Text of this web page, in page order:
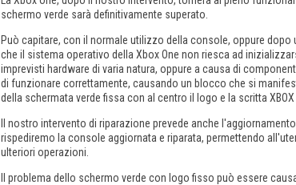
schermo verde sarà definitivamente superato.
Può capitare, con il normale utilizzo della console, oppure
che il sistema operativo della Xbox One non riesca ad
imprevisti hardware di varia natura, oppure a causa di
di funzionare correttamente, causando un blocco che si
della schermata verde fissa con al centro il logo e la scritta XBOX
Il nostro intervento di riparazione prevede anche
rispediremo la console aggiornata e riparata, permettendo
ulteriori operazioni.
Il problema dello schermo verde con logo fisso può essere